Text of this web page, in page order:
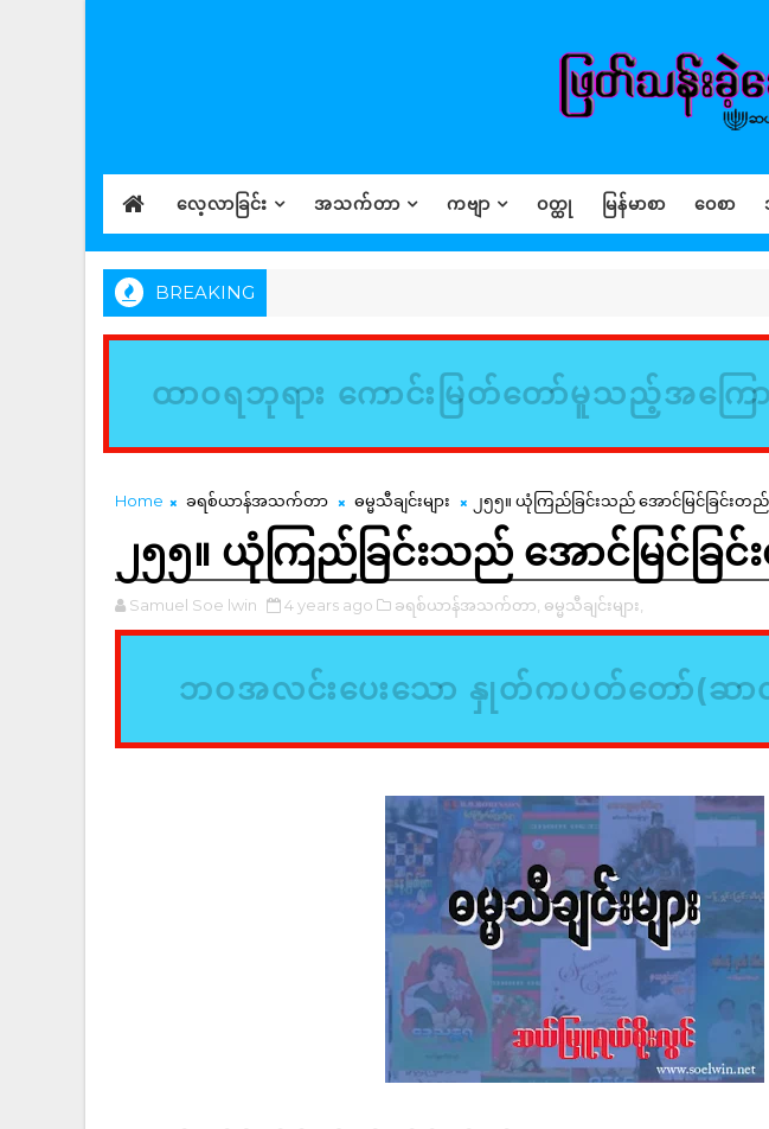
လေ့လာခြင်း အသက်တာ ကဗျာ ဝတ္ထု မြန်မာစာ ဝေစာ
BREAKING
ထာဝရဘုရား ကောင်းမြတ်တော်မူသည့်အကြေ
Home ခရစ်ယာန်အသက်တာ ဓမ္မသီချင်းများ ၂၅၅။ ယုံကြည်ခြင်းသည် အောင်မြင်ခြင်းတည်
၂၅၅။ ယုံကြည်ခြင်းသည် အောင်မြင်ခြ
Samuel Soe lwin 4 years ago ခရစ်ယာန်အသက်တာ, ဓမ္မသီချင်းများ,
ဘဝအလင်းပေးသော နှုတ်ကပတ်တော်(ဆာ